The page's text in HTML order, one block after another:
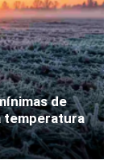
de
temperatura